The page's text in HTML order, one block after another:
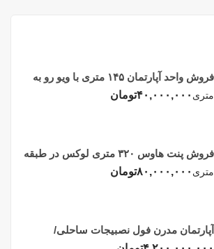
فروش واحد آپارتمان ۱۴۵ متری با ویو رو به
دریا در فریدونکنار
متری ۴۰,۰۰۰,۰۰۰تومان
فروش پنت هاوس ۳۲۰ متری لوکس در طبقه
چهاردهم فریدونکنار
متری ۸۰,۰۰۰,۰۰۰تومان
آپارتمان مدرن فول نصبیجات ساحلی/
فریدونکنار